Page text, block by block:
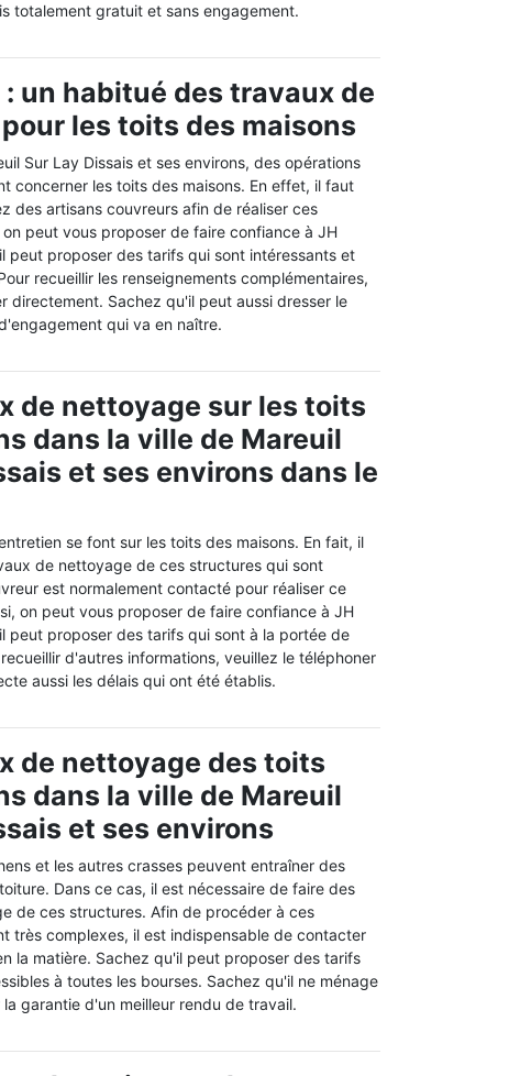
totalement gratuit et sans engagement.
: un habitué des travaux de
les toits des maisons
Sur Lay Dissais et ses environs, des opérations
concerner les toits des maisons. En effet, il faut
des artisans couvreurs afin de réaliser ces
peut vous proposer de faire confiance à JH
peut proposer des tarifs qui sont intéressants et
recueillir les renseignements complémentaires,
directement. Sachez qu'il peut aussi dresser le
qui va en naître.
de nettoyage sur les toits
dans la ville de Mareuil
et ses environs dans le
se font sur les toits des maisons. En fait, il
de nettoyage de ces structures qui sont
est normalement contacté pour réaliser ce
on peut vous proposer de faire confiance à JH
peut proposer des tarifs qui sont à la portée de
d'autres informations, veuillez le téléphoner
aussi les délais qui ont été établis.
de nettoyage des toits
dans la ville de Mareuil
et ses environs
et les autres crasses peuvent entraîner des
Dans ce cas, il est nécessaire de faire des
de ces structures. Afin de procéder à ces
très complexes, il est indispensable de contacter
la matière. Sachez qu'il peut proposer des tarifs
à toutes les bourses. Sachez qu'il ne ménage
garantie d'un meilleur rendu de travail.